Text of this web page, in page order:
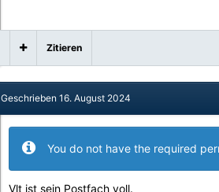
Zitieren
Geschrieben 16. August 2024
You do not have the required
Vlt ist sein Postfach voll.